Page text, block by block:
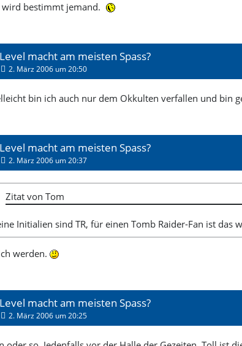
bestimmt jemand.
macht am meisten Spass?
2. März 2006 um 20:50
bin ich auch nur dem Okkulten verfallen und bin
macht am meisten Spass?
2. März 2006 um 20:37
Zitat von Tom
Initialien sind TR, für einen Tomb Raider-Fan ist das
werden.
macht am meisten Spass?
2. März 2006 um 20:25